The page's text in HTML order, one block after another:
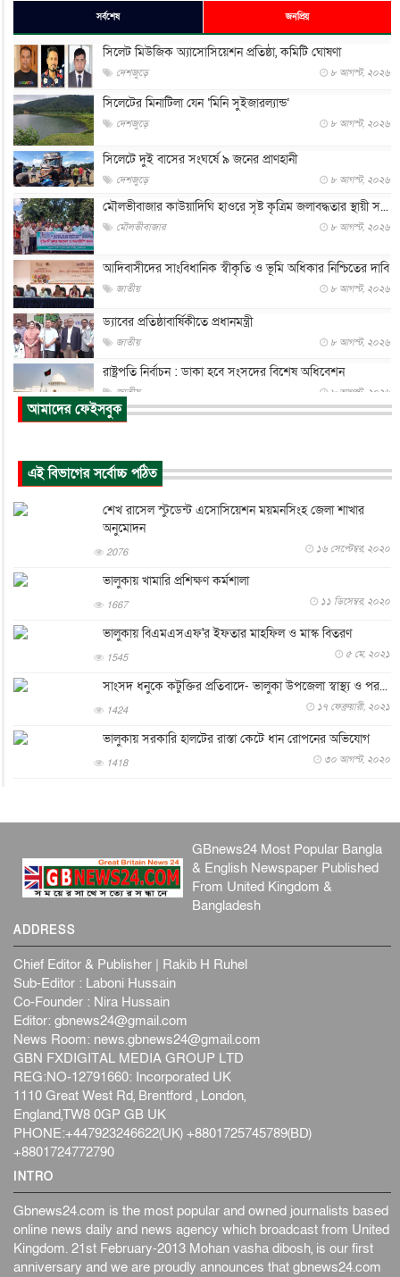
সর্বশেষ জনপ্রিয়
সিলেট মিউজিক অ্যাসোসিয়েশন প্রতিষ্ঠা, কমিটি ঘোষণা
দেশজুড়ে ৮ আগস্ট, ২০২৬
সিলেটের মিনাটিলা যেন ‘মিনি সুইজারল্যান্ড’
দেশজুড়ে ৮ আগস্ট, ২০২৬
সিলেটে দুই বাসের সংঘর্ষে ৯ জনের প্রাণহানী
দেশজুড়ে ৮ আগস্ট, ২০২৬
মৌলভীবাজার কাউয়াদিঘি হাওরে সৃষ্ট কৃত্রিম জলাবদ্ধতার স্থায়ী স...
মৌলভীবাজার ৮ আগস্ট, ২০২৬
আদিবাসীদের সাংবিধানিক স্বীকৃতি ও ভূমি অধিকার নিশ্চিতের দাবি
জাতীয় ৮ আগস্ট, ২০২৬
ড্যাবের প্রতিষ্ঠাবার্ষিকীতে প্রধানমন্ত্রী
জাতীয় ৮ আগস্ট, ২০২৬
রাষ্ট্রপতি নির্বাচন : ডাকা হবে সংসদের বিশেষ অধিবেশন
জাতীয় ৮ আগস্ট, ২০২৬
প্রধানমন্ত্রীর সঙ্গে সাক্ষাতে খুদে শিল্পী অনুশ্রী রায়ের স্বপ...
পাকিস্তান-তুরস্কের সঙ্গে প্রতিরক্ষা চুক্তি সৌদি আরবকে কতটা ন...
যুক্তরাজ্যে গ্রুমিং কেলেঙ্কারি : পাকিস্তানির অপরাধে অস্বস্তি...
আন্তর্জাতিক ৮ আগস্ট, ২০২৬
বিরোধ কাটিয়ে কূটনৈতিক সম্পর্ক পুনঃস্থাপন করছে মেক্সিকো ও
পের...
আন্তর্জাতিক
এবার ওটিটিতে মুক্তি পেল ‘মালিক’
রিয়ালকে ‘না’ বলা রদ্রির জন্য বার্সার কাছে কত চাইল ম্যানসিটি
শিল্পকলায় চলচ্চিত্র উৎসব, বিনা মূল্যে দেখা যাবে ৬ সিনেমা
৭ আগস্ট, ২০২৬
সিলেটের কন্যা মোহিনী রশিদ এনওয়াইপিডির উচ্চপদস্থ কর্মকর্তা
দেশজুড়ে
জাতীয়
ফের বন্যার আশঙ্কা, ১০ জেলায় সতর্কতা
জাতীয়
জুলাইয়ের কৃতিত্ব নেওয়ার জন্য সবাই প্রতিযোগিতায় নেমেছে :
স্বর...
জাতীয়
ফ্যাসিবাদবিরোধী আন্দোলনে হত্যাকাণ্ডের বিচার হবে স্বচ্ছ, নিরপ...
জাতীয়
আমাদের ফেইসবুক
এই বিভাগের সর্বোচ্চ পঠিত
শেখ রাসেল স্টুডেন্ট এসোসিয়েশন ময়মনসিংহ জেলা শাখার
অনুমোদন
2076 ১৬ সেপ্টেম্বর, ২০২০
ভালুকায় খামারি প্রশিক্ষণ কর্মশালা
1667 ১১ ডিসেম্বর, ২০২০
ভালুকায় বিএমএসএফ'র ইফতার মাহফিল ও মাস্ক বিতরণ
1545 ৫ মে, ২০২১
সাংসদ ধনুকে কটুক্তির প্রতিবাদে- ভালুকা উপজেলা স্বাস্থ্য ও পর...
1424 ১৭ ফেব্রুয়ারী, ২০২১
ভালুকায় সরকারি হালটের রাস্তা কেটে ধান রোপনের অভিযোগ
1418 ৩০ আগস্ট, ২০২০
GBnews24 Most Popular Bangla
& English Newspaper Published
From United Kingdom &
Bangladesh
ADDRESS
Chief Editor & Publisher | Rakib H Ruhel
Sub-Editor : Laboni Hussain
Co-Founder : Nira Hussain
Editor: gbnews24@gmail.com
News Room: news.gbnews24@gmail.com
GBN FXDIGITAL MEDIA GROUP LTD
REG:NO-12791660: Incorporated UK
1110 Great West Rd, Brentford , London,
England,TW8 0GP GB UK
PHONE:+447923246622(UK) +8801725745789(BD)
+8801724772790
INTRO
Gbnews24.com is the most popular and owned journalists based
online news daily and news agency which broadcast from United
Kingdom. 21st February-2013 Mohan vasha dibosh, is our first
anniversary and we are proudly announces that gbnews24.com